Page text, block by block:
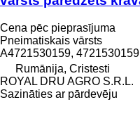
Cena pēc pieprasījuma
Pneimatiskais vārsts
A4721530159,
Rumānija, Cristesti
ROYAL DRU AGRO S.R.L.
Sazināties ar pārdevēju